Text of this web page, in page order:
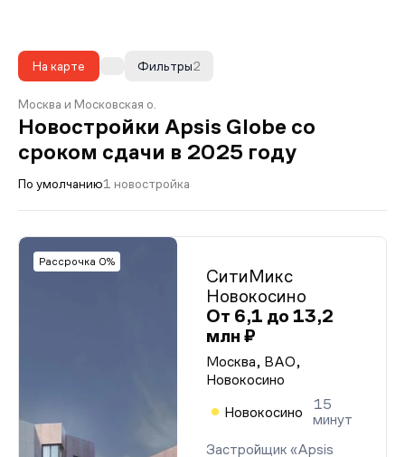
На карте 2
Фильтры
Москва и Московская о.
Новостройки Apsis Globe со
сроком сдачи в 2025 году
По умолчанию1 новостройка
Рассрочка 0%
СитиМикс
Новокосино
От 6,1 до 13,2
млн ₽
Москва, ВАО,
Новокосино
Новокосино
15
минут
Застройщик «Apsis